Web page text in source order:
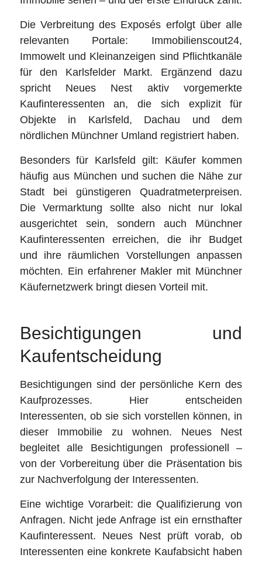
Die Verbreitung des Exposés erfolgt über alle
relevanten Portale: Immobilienscout24,
Immowelt und Kleinanzeigen sind Pflichtkanäle
für den Karlsfelder Markt. Ergänzend dazu
spricht Neues Nest aktiv vorgemerkte
Kaufinteressenten an, die sich explizit für
Objekte in Karlsfeld, Dachau und dem
nördlichen Münchner Umland registriert haben.
Besonders für Karlsfeld gilt: Käufer kommen
häufig aus München und suchen die Nähe zur
Stadt bei günstigeren Quadratmeterpreisen.
Die Vermarktung sollte also nicht nur lokal
ausgerichtet sein, sondern auch Münchner
Kaufinteressenten erreichen, die ihr Budget
und ihre räumlichen Vorstellungen anpassen
möchten. Ein erfahrener Makler mit Münchner
Käufernetzwerk bringt diesen Vorteil mit.
Besichtigungen und
Kaufentscheidung
Besichtigungen sind der persönliche Kern des
Kaufprozesses. Hier entscheiden
Interessenten, ob sie sich vorstellen können, in
dieser Immobilie zu wohnen. Neues Nest
begleitet alle Besichtigungen professionell –
von der Vorbereitung über die Präsentation bis
zur Nachverfolgung der Interessenten.
Eine wichtige Vorarbeit: die Qualifizierung von
Anfragen. Nicht jede Anfrage ist ein ernsthafter
Kaufinteressent. Neues Nest prüft vorab, ob
Interessenten eine konkrete Kaufabsicht haben